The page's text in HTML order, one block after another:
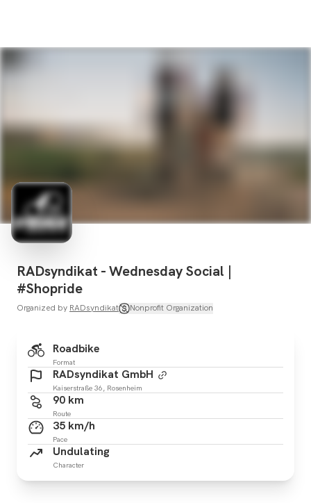
RADsyndikat - Wednesday Social |
#Shopride
Organized by RADsyndikat Nonprofit Organization
Roadbike
Format
RADsyndikat GmbH
Kaiserstraße 36, Rosenheim
90 km
Route
35 km/h
Pace
Undulating
Character